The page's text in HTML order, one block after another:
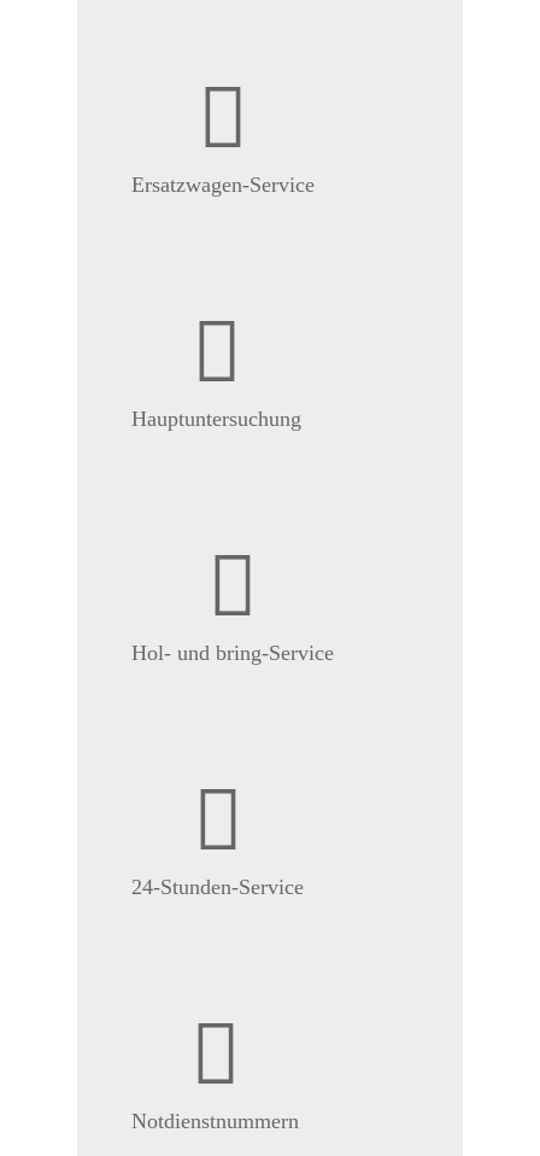
Ersatzwagen-Service
Hauptuntersuchung
Hol- und bring-Service
24-Stunden-Service
Notdienstnummern